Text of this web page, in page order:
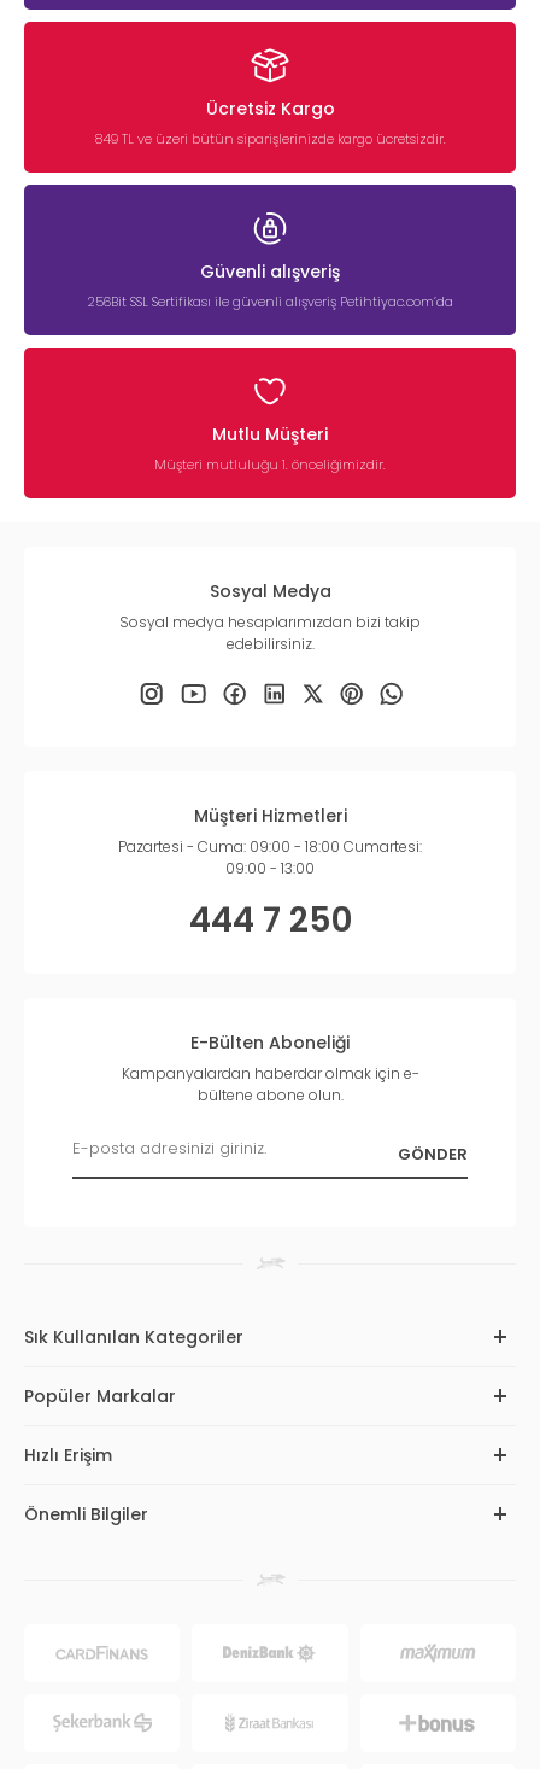
Ücretsiz Kargo
849 TL ve üzeri bütün siparişlerinizde kargo ücretsizdir.
Güvenli alışveriş
256Bit SSL Sertifikası ile güvenli alışveriş Petihtiyac.com’da
Mutlu Müşteri
Müşteri mutluluğu 1. önceliğimizdir.
Sosyal Medya
Sosyal medya hesaplarımızdan bizi takip
edebilirsiniz.
Müşteri Hizmetleri
Pazartesi - Cuma: 09:00 - 18:00 Cumartesi:
09:00 - 13:00
444 7 250
E-Bülten Aboneliği
Kampanyalardan haberdar olmak için e-
bültene abone olun.
Sık Kullanılan Kategoriler
Popüler Markalar
Hızlı Erişim
Önemli Bilgiler